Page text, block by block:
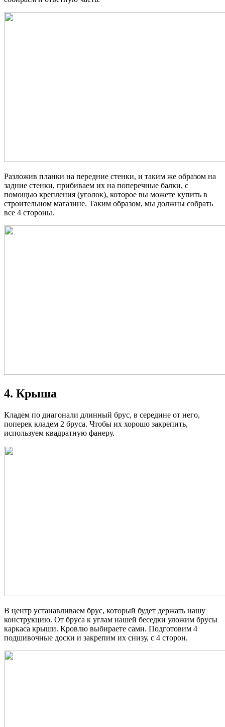
Разложив планки на передние стенки, и таким же образом на
задние стенки, прибиваем их на поперечные балки, с
помощью крепления (уголок), которое вы можете купить в
строительном магазине. Таким образом, мы должны собрать
все 4 стороны.
4. Крыша
Кладем по диагонали длинный брус, в середине от него,
поперек кладем 2 бруса. Чтобы их хорошо закрепить,
используем квадратную фанеру.
В центр устанавливаем брус, который будет держать нашу
конструкцию. От бруса к углам нашей беседки уложим брусы
каркаса крыши. Кровлю выбираете сами. Подготовим 4
подшивочные доски и закрепим их снизу, с 4 сторон.